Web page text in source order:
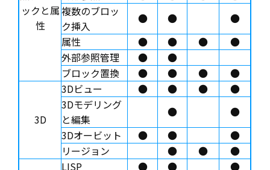
ックと属
性
複数のブロッ
ク挿入
● ●
●
属性
● ● ●
●
外部参照管理
●
●
ブロック置換
● ● ● ●
3D
3Dビュー ● ● ●
●
3Dモデリング
と編集
●
●
3Dオービット
● ●
●
リージョン
● ● ●
LISP ● ●
●